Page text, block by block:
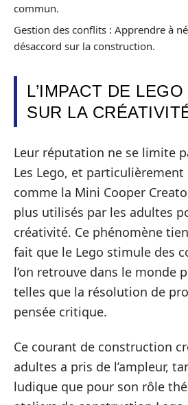
commun.
Gestion des conflits : Apprendre à
désaccord sur la construction.
L’IMPACT DE
SUR LA
Leur réputation ne se limite
Les Lego, et particulièrement
comme la Mini Cooper
plus utilisés par les adultes
créativité. Ce phénomène
fait que le Lego stimule des
l’on retrouve dans le monde
telles que la résolution de
pensée critique.
Ce courant de construction
adultes a pris de l’ampleur,
ludique que pour son rôle